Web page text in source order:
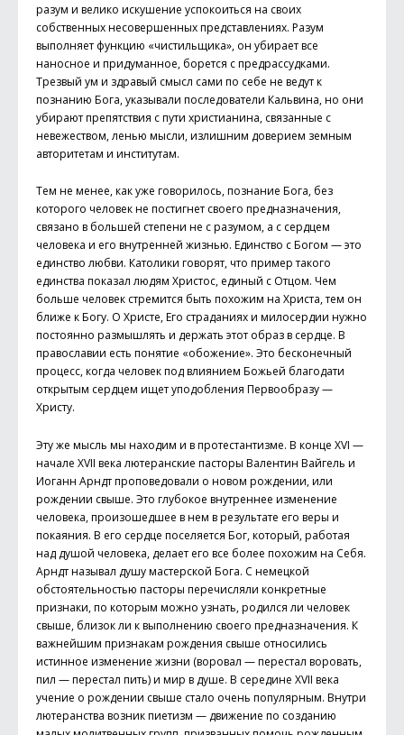
разум и велико искушение успокоиться на своих
собственных несовершенных представлениях. Разум
выполняет функцию «чистильщика», он убирает все
наносное и придуманное, борется с предрассудками.
Трезвый ум и здравый смысл сами по себе не ведут к
познанию Бога, указывали последователи Кальвина, но они
убирают препятствия с пути христианина, связанные с
невежеством, ленью мысли, излишним доверием земным
авторитетам и институтам.
Тем не менее, как уже говорилось, познание Бога, без
которого человек не постигнет своего предназначения,
связано в большей степени не с разумом, а с сердцем
человека и его внутренней жизнью. Единство с Богом — это
единство любви. Католики говорят, что пример такого
единства показал людям Христос, единый с Отцом. Чем
больше человек стремится быть похожим на Христа, тем он
ближе к Богу. О Христе, Его страданиях и милосердии нужно
постоянно размышлять и держать этот образ в сердце. В
православии есть понятие «обожение». Это бесконечный
процесс, когда человек под влиянием Божьей благодати
открытым сердцем ищет уподобления Первообразу —
Христу.
Эту же мысль мы находим и в протестантизме. В конце XVI —
начале XVII века лютеранские пасторы Валентин Вайгель и
Иоганн Арндт проповедовали о новом рождении, или
рождении свыше. Это глубокое внутреннее изменение
человека, произошедшее в нем в результате его веры и
покаяния. В его сердце поселяется Бог, который, работая
над душой человека, делает его все более похожим на Себя.
Арндт называл душу мастерской Бога. С немецкой
обстоятельностью пасторы перечисляли конкретные
признаки, по которым можно узнать, родился ли человек
свыше, близок ли к выполнению своего предназначения. К
важнейшим признакам рождения свыше относились
истинное изменение жизни (воровал — перестал воровать,
пил — перестал пить) и мир в душе. В середине XVII века
учение о рождении свыше стало очень популярным. Внутри
лютеранства возник пиетизм — движение по созданию